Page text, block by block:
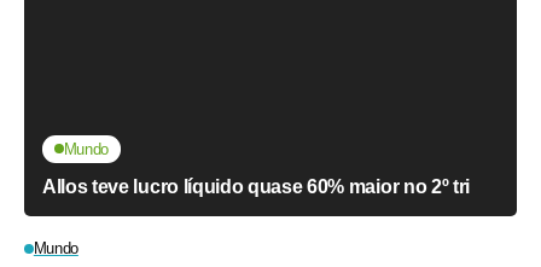
Mundo
Allos teve lucro líquido quase 60% maior no 2º tri
Mundo